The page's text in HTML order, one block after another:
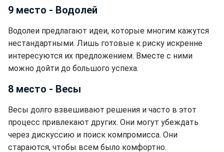
9 место - Водолей
Водолеи предлагают идеи, которые многим кажутся
нестандартными. Лишь готовые к риску искренне
интересуются их предложением. Вместе с ними
можно дойти до большого успеха.
8 место - Весы
Весы долго взвешивают решения и часто в этот
процесс привлекают других. Они могут убеждать
через дискуссию и поиск компромисса. Они
стараются, чтобы всем было комфортно.